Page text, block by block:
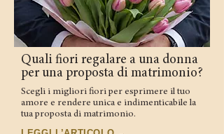
Quali fiori regalare a una donna
per una proposta di matrimonio?
Scegli i migliori fiori per esprimere il tuo
amore e rendere unica e indimenticabile la
tua proposta di matrimonio.